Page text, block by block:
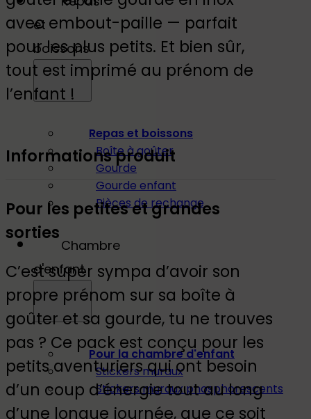
et
boissons
Repas et boissons
Boîte à goûter
Gourde
Gourde enfant
Pièces de rechange
Chambre
d'enfant
Pour la chambre d'enfant
Stickers muraux
Stickers muraux phosphorescents
avec embout-paille — parfait
pour les plus petits. Et bien sûr,
tout est imprimé au prénom de
l’enfant !
Informations produit
Pour les petites et grandes
sorties
C’est super sympa d’avoir son
propre prénom sur sa boîte à
goûter et sa gourde, tu ne trouves
pas ? Ce pack est conçu pour les
petits aventuriers qui ont besoin
d’un coup d’énergie tout au long
d’une longue journée, que ce soit